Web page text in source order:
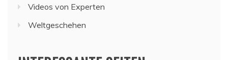
Videos von Experten
Weltgeschehen